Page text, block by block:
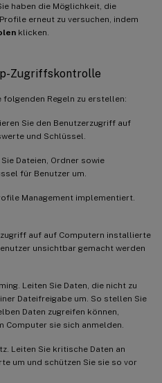
haben die Möglichkeit, die
erneut zu versuchen, indem
klicken.
Zugriffskontrolle
folgenden Regeln zu erstellen:
Sie den Benutzerzugriff auf
und Schlüssel.
Sie Dateien, Ordner sowie
für Benutzer um.
Management implementiert.
auf auf Computern installierte
unsichtbar gemacht werden
Leiten Sie Daten, die nicht zu
Dateifreigabe um. So stellen Sie
Daten zugreifen können,
Computer sie sich anmelden.
Leiten Sie kritische Daten an
um und schützen Sie sie so vor